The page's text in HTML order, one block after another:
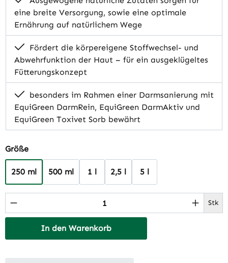
eine breite Versorgung, sowie eine optimale
Ernährung auf natürlichem Wege
Fördert die körpereigene Stoffwechsel- und
Abwehrfunktion der Haut – für ein ausgeklügeltes
Fütterungskonzept
besonders im Rahmen einer Darmsanierung mit
EquiGreen DarmRein, EquiGreen DarmAktiv und
EquiGreen Toxivet Sorb bewährt
Größeauswählen
250 ml 500 ml 1 l 2,5 l 5 l
Produkt Anzahl: Gib den gewünschten Stk
In den Warenkorb